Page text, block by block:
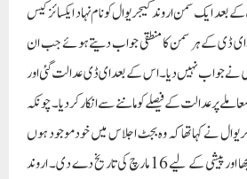
ایک سمن اروند کیجریوال کو نام نہاد ایکسائز کیس
ڈی کے ہر سمن کا منطقی جواب دیتے ہوئے جب ان
جواب نہیں دیا۔ اس کے بعد ای ڈی عدالت گئی اور
پر عدالت کے فیصلے کو ماننے سے انکار کر دیا۔ چونکہ
نے کہا تھا کہ وہ بجٹ اجلاس میں خود موجود ہوں
گے۔ یہ چیزعدالت نے بھی سمجھا اور پیشی کے لیے 16 مارچ کی تاریخ دے دی۔ اروند